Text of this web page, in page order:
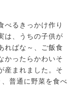
べるきっかけ作り
は、うちの子供が
ればな～、ご飯食
かったらかわいそ
産まれました。そ
普通に野菜を食べ